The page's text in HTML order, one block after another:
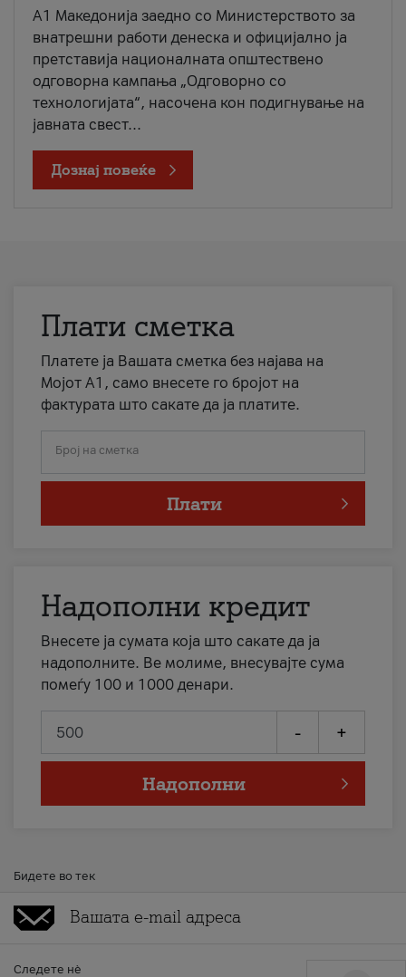
A1 Македонија заедно со Министерството за
внатрешни работи денеска и официјално ја
претставија националната општествено
одговорна кампања „Одговорно со
технологијата“, насочена кон подигнување на
јавната свест...
Дознај повеќе
Плати сметка
Платете ја Вашата сметка без најава на
Мојот А1, само внесете го бројот на
фактурата што сакате да ја платите.
Број на сметка
Плати
Надополни кредит
Внесете ја сумата која што сакате да ја
надополните. Ве молиме, внесувајте сума
помеѓу 100 и 1000 денари.
- +
Надополни
Бидете во тек
Следете нè